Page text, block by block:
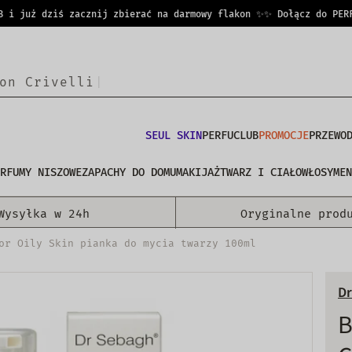
i już dziś zacznij zbierać na darmowy flakon ✨✨ Dołącz do
on Cr ive|
SEUL SKINPERFUCLUBPROMOCJE
NISZOWEZAPACHY DO DOMUMAKIJAŻTWARZ I CIAŁOWŁOSYMEN
w 24h Oryginalne
Oily Skin pianka do mycia twarzy 100ml